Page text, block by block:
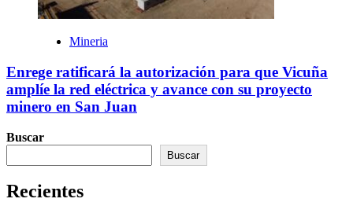
Mineria
Enrege ratificará la autorización para que Vicuña
amplíe la red eléctrica y avance con su proyecto
minero en San Juan
Buscar
Buscar
Recientes